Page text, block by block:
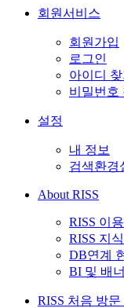
회원서비스
회원가입
로그인
아이디 찾
비밀번호
설정
내 정보
검색환경
About RISS
RISS 이
RISS 지
DB연계
BI 및 배
RISS 처음 방문